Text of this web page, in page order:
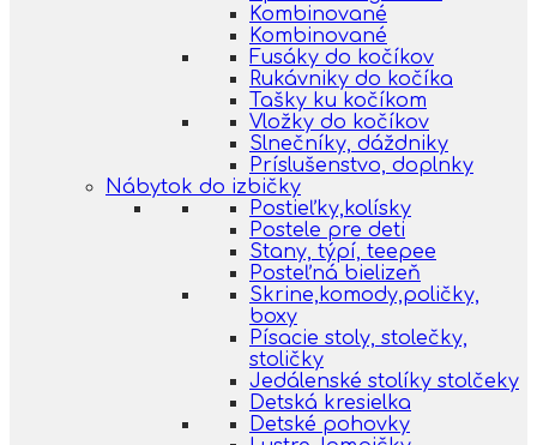
Kombinované
Kombinované
Fusáky do kočíkov
Rukávniky do kočíka
Tašky ku kočíkom
Vložky do kočíkov
Slnečníky, dáždniky
Príslušenstvo, doplnky
Nábytok do izbičky
Postieľky,kolísky
Postele pre deti
Stany, týpí, teepee
Posteľná bielizeň
Skrine,komody,poličky,
boxy
Písacie stoly, stolečky,
stoličky
Jedálenské stolíky stolčeky
Detská kresielka
Detské pohovky